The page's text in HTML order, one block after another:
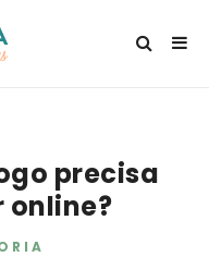
precisa
online?